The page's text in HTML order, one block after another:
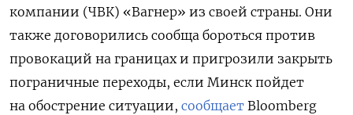
компании (ЧВК) «Вагнер» из своей страны. Они
также договорились сообща бороться против
провокаций на границах и пригрозили закрыть
пограничные переходы, если Минск пойдет
на обострение ситуации, сообщает Bloomberg